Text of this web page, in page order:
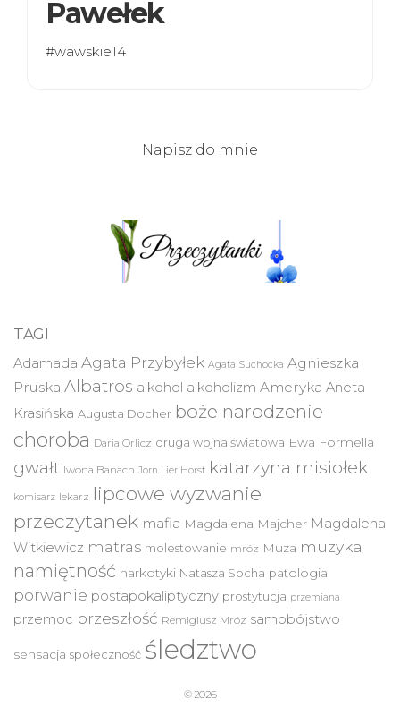
Pawełek
#wawskie14
Napisz do mnie
TAGI
Adamada Agata Przybyłek Agata Suchocka Agnieszka
Pruska Albatros alkohol alkoholizm Ameryka Aneta
Krasińska Augusta Docher boże narodzenie
choroba Daria Orlicz druga wojna światowa Ewa Formella
gwałt Iwona Banach Jorn Lier Horst katarzyna misiołek
komisarz lekarz lipcowe wyzwanie
przeczytanek mafia Magdalena Majcher Magdalena
Witkiewicz matras molestowanie mróz Muza muzyka
namiętność narkotyki Natasza Socha patologia
porwanie postapokaliptyczny prostytucja przemiana
przemoc przeszłość Remigiusz Mróz samobójstwo
sensacja społeczność śledztwo
© 2026